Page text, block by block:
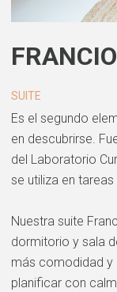
SUITE
Es el segundo
en descubrirse.
del Laboratorio
se utiliza en
Nuestra suite
dormitorio y sala
más comodidad y
planificar con